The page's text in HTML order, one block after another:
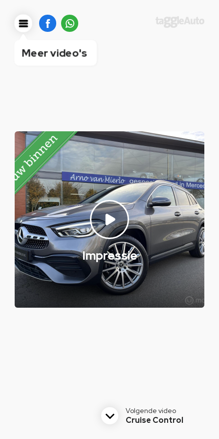
Impressie
Volgende video
Cruise Control
Meer video's